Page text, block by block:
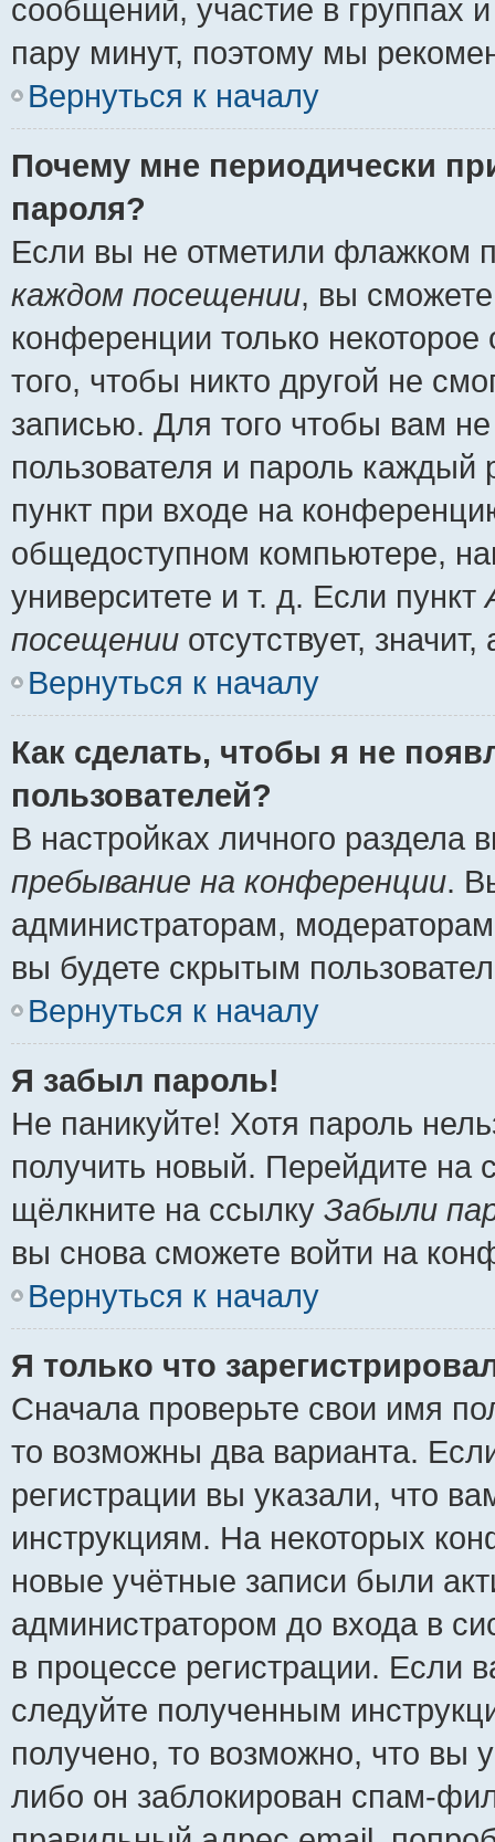
сообщений, участие в группах
пару минут, поэтому мы
Вернуться к началу
Почему мне периодически
пароля?
Если вы не отметили флажком
каждом посещении, вы
конференции только
того, чтобы никто другой не
записью. Для того чтобы вам
пользователя и пароль
пункт при входе на
общедоступном компьютере,
университете и т. д. Если пункт
посещении отсутствует,
Вернуться к началу
Как сделать, чтобы я не
пользователей?
В настройках личного
пребывание на конференции.
администраторам,
вы будете скрытым
Вернуться к началу
Я забыл пароль!
Не паникуйте! Хотя пароль
получить новый. Перейдите на
щёлкните на ссылку Забыли
вы снова сможете войти на
Вернуться к началу
Я только что
Сначала проверьте свои имя
то возможны два варианта.
регистрации вы указали, что
инструкциям. На некоторых
новые учётные записи были
администратором до входа в
в процессе регистрации.
следуйте полученным
получено, то возможно, что вы
либо он заблокирован спам-